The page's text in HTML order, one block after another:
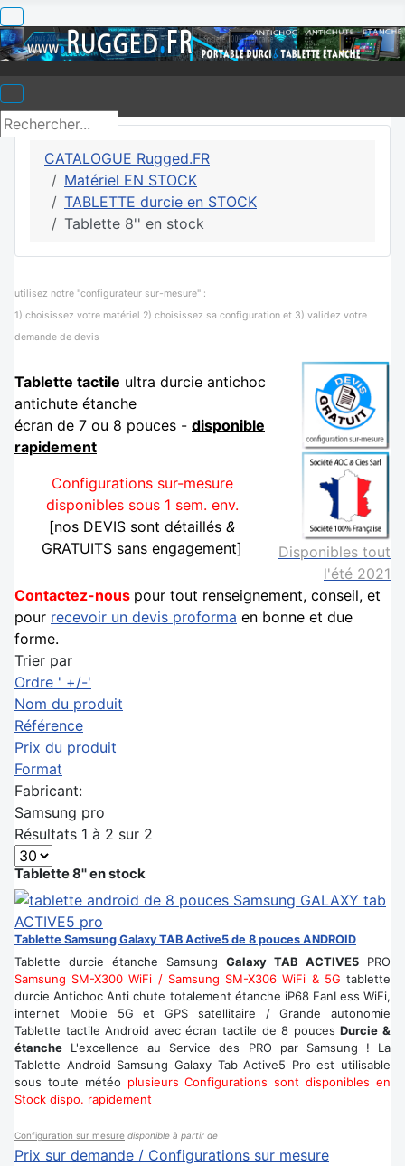
CATALOGUE Rugged.FR
Matériel EN STOCK
TABLETTE durcie en STOCK
Tablette 8'' en stock
utilisez notre "configurateur sur-mesure" :
1) choisissez votre matériel 2) choisissez sa configuration et 3) validez votre
demande de devis
Tablette tactile ultra durcie antichoc
antichute étanche
écran de 7 ou 8 pouces - disponible
rapidement
Configurations sur-mesure
disponibles sous 1 sem. env.
[nos DEVIS sont détaillés &
GRATUITS sans engagement]
Disponibles tout
l'été 2021
Contactez-nous pour tout renseignement, conseil, et
pour recevoir un devis proforma en bonne et due
forme.
Trier par
Ordre ' +/-'
Nom du produit
Référence
Prix du produit
Format
Fabricant:
Samsung pro
Résultats 1 à 2 sur 2
Tablette 8'' en stock
Tablette Samsung Galaxy TAB Active5 de 8 pouces ANDROID
Tablette durcie étanche Samsung Galaxy TAB ACTIVE5 PRO
Samsung SM-X300 WiFi / Samsung SM-X306 WiFi & 5G tablette
durcie Antichoc Anti chute totalement étanche iP68 FanLess WiFi,
internet Mobile 5G et GPS satellitaire / Grande autonomie
Tablette tactile Android avec écran tactile de 8 poucesDurcie &
étanche L'excellence au Service des PRO par Samsung ! La
Tablette Android Samsung Galaxy Tab Active5 Pro est utilisable
sous toute météo plusieurs Configurations sont disponibles en
Stock dispo. rapidement
Configuration sur mesure disponible à partir de
Prix sur demande / Configurations sur mesure